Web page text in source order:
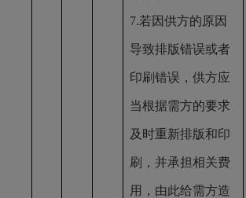
7.若因供方的原因
导致排版错误或者
印刷错误，供方应
当根据需方的要求
及时重新排版和印
刷，并承担相关费
用，由此给需方造